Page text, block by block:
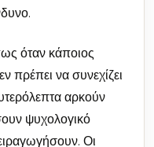
όταν κάποιος
πρέπει να συνεχίζει
αρκούν
ψυχολογικό
Οι